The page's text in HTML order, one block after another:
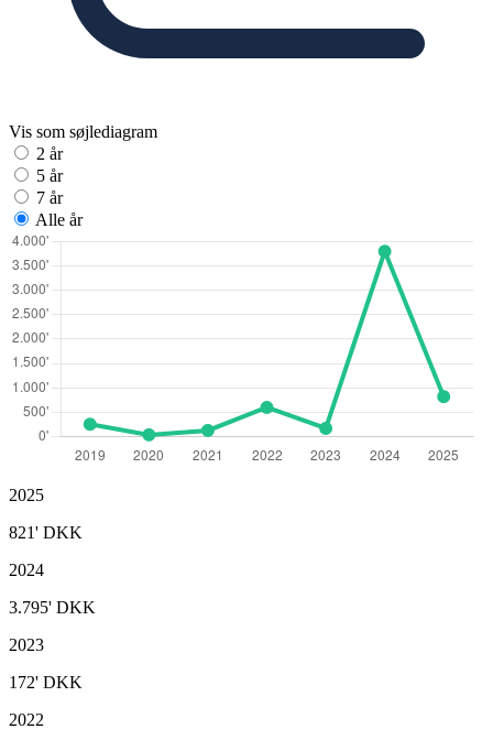
Vis som søjlediagram
2 år
5 år
7 år
Alle år
2025
821' DKK
2024
3.795' DKK
2023
172' DKK
2022